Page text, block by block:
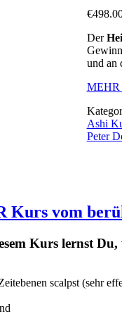
€
Der
und an
MEHR
Ashi
Peter
vom
Kurs lernst Du,
scalpst (sehr